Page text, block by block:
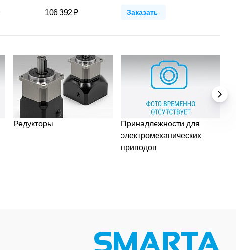
106 392 ₽ Заказать
Редукторы
Принадлежности для
электромеханических
приводов